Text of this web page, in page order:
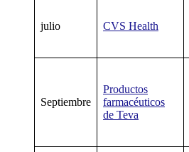
julio CVS Health
Septiembre
Productos
farmacéuticos
de Teva